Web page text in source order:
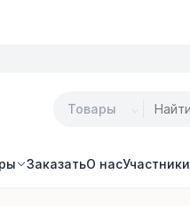
ЗаказатьО насУчастники